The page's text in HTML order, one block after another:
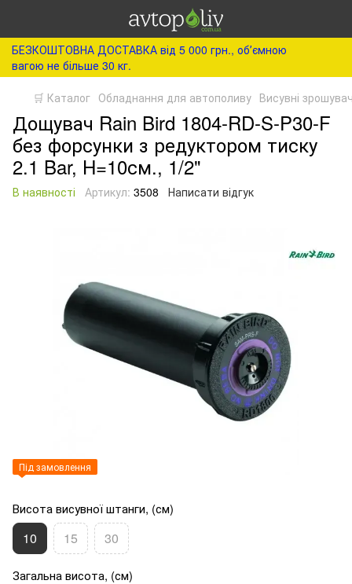
БЕЗКОШТОВНА ДОСТАВКА від 5 000 грн., обʼємною
вагою не більше 30 кг.
🛒 Каталог Обладнання для автополиву Висувні
Дощувач Rain Bird 1804-RD-S-P30-F
без форсунки з редуктором тиску
2.1 Bar, H=10см., 1/2"
В наявності Артикул: 3508 Написати відгук
Під замовлення
Висота висувної штанги, (см)
10 15 30
Загальна висота, (см)